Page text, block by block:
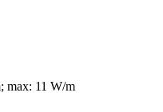
max: 11 W/m